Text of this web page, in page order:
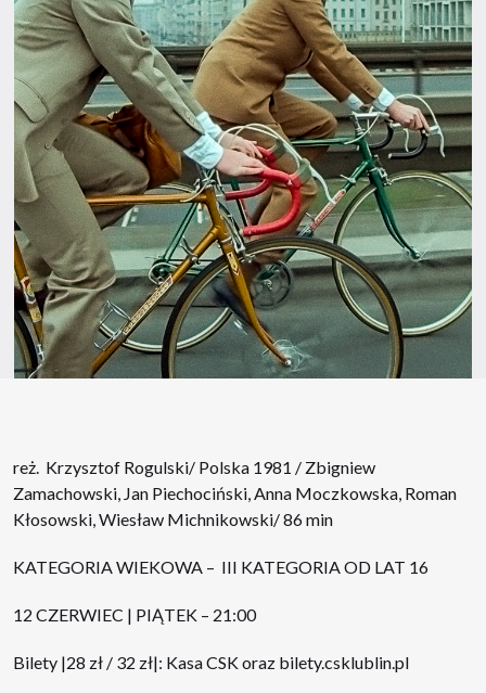
reż. Krzysztof Rogulski/ Polska 1981 / Zbigniew
Zamachowski, Jan Piechociński, Anna Moczkowska, Roman
Kłosowski, Wiesław Michnikowski/ 86 min
KATEGORIA WIEKOWA – III KATEGORIA OD LAT 16
12 CZERWIEC | PIĄTEK – 21:00
Bilety |28 zł / 32 zł|: Kasa CSK oraz bilety.csklublin.pl